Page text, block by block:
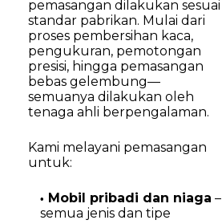
pemasangan dilakukan sesuai
standar pabrikan. Mulai dari
proses pembersihan kaca,
pengukuran, pemotongan
presisi, hingga pemasangan
bebas gelembung—
semuanya dilakukan oleh
tenaga ahli berpengalaman.
Kami melayani pemasangan
untuk:
Mobil pribadi dan niaga –
semua jenis dan tipe